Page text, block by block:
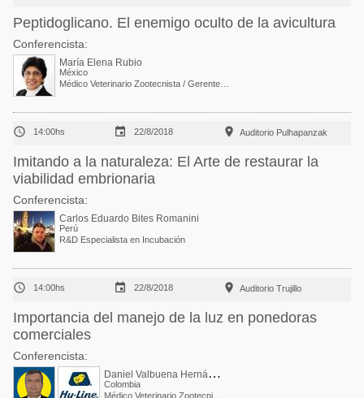
Peptidoglicano. El enemigo oculto de la avicultura
Conferencista:
María Elena Rubio
México
 14:00hs  22/8/2018  Auditorio Pulhapanzak
Imitando a la naturaleza: El Arte de restaurar la
viabilidad embrionaria
Conferencista:
Carlos Eduardo Bites Romanini
Perú
R&D Especialista en Incubación
 14:00hs  22/8/2018  Auditorio Trujillo
Importancia del manejo de la luz en ponedoras
comerciales
Conferencista:
D
aniel Valbuena Hernández
Colombia